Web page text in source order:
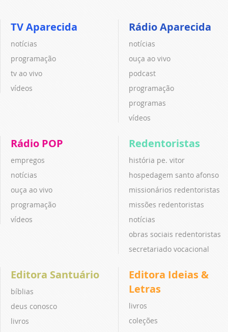
TV Aparecida
notícias
programação
tv ao vivo
vídeos
Rádio Aparecida
notícias
ouça ao vivo
podcast
programação
programas
vídeos
Rádio POP
empregos
notícias
ouça ao vivo
programação
vídeos
Redentoristas
história pe. vitor
hospedagem santo afonso
missionários redentoristas
missões redentoristas
notícias
obras sociais redentoristas
secretariado vocacional
Editora Santuário
bíblias
deus conosco
livros
Editora Ideias &
Letras
livros
coleções